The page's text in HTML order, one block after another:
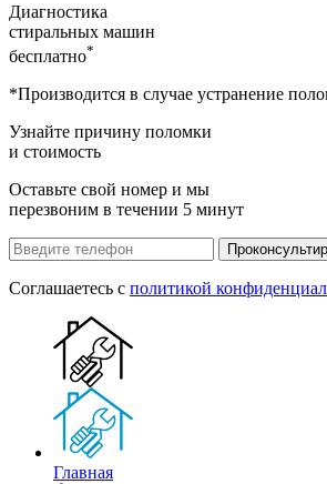
Диагностика
стиральных машин
бесплатно*
*Производится в случае устранение
Узнайте причину поломки
и стоимость
Оставьте свой номер и мы
перезвоним в течении 5 минут
Соглашаетесь с политикой
Главная